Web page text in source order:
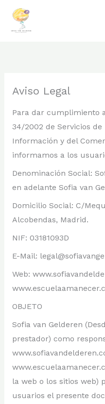
contenido
Aviso Legal
Para dar cumplimiento
34/2002 de Servicios de
Información y del
informamos a los
Denominación Social:
en adelante Sofia van
Domicilio Social: C/
Alcobendas, Madrid.
NIF: 03181093D
E-Mail:
Web:
OBJETO
Sofia van Gelderen
prestador) como
la web o los sitios web)
usuarios el presente